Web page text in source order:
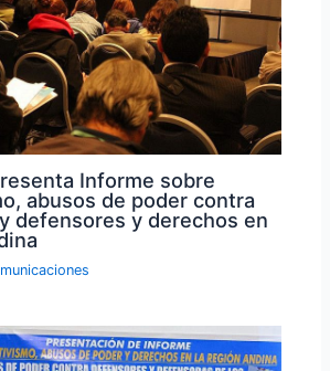
Informe sobre
abusos de poder contra
defensores y derechos en